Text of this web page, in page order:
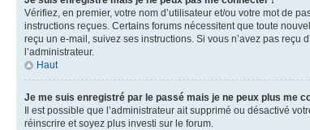
Vérifiez, en premier, votre nom d’utilisateur et/ou votre mot de
instructions reçues. Certains forums nécessitent que toute
reçu un e-mail, suivez ses instructions. Si vous n’avez pas reçu
l’administrateur.
Haut
Je me suis enregistré par le passé mais je ne peux plus me
Il est possible que l’administrateur ait supprimé ou désactivé
réinscrire et soyez plus investi sur le forum.